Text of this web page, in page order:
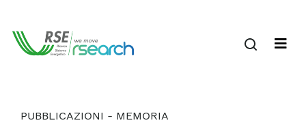
PUBBLICAZIONI - MEMORIA